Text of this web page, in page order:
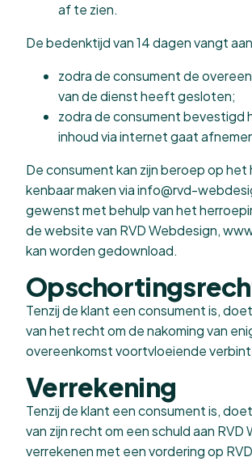
af te zien.
De bedenktijd van 14 dagen vangt
zodra de consument de
van de dienst heeft gesloten;
zodra de consument bevestigd
inhoud via internet gaat
De consument kan zijn beroep op
kenbaar maken viainfo@rvd-
gewenst met behulp van het
de website van RVD Webdesign,
kan worden gedownload.
Tenzij de klant een consument is,
van het recht om de nakoming van
overeenkomst voortvloeiende
Verrekening
Tenzij de klant een consument is,
van zijn recht om een schuld aan RVD
verrekenen met een vordering op